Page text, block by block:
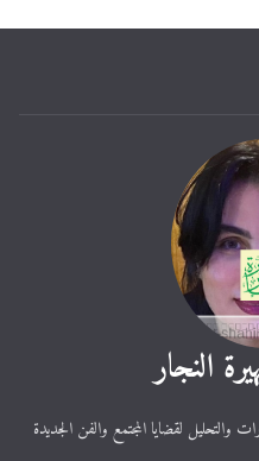
النجار
والتحليل لقضايا المجتمع والفن الجديدة